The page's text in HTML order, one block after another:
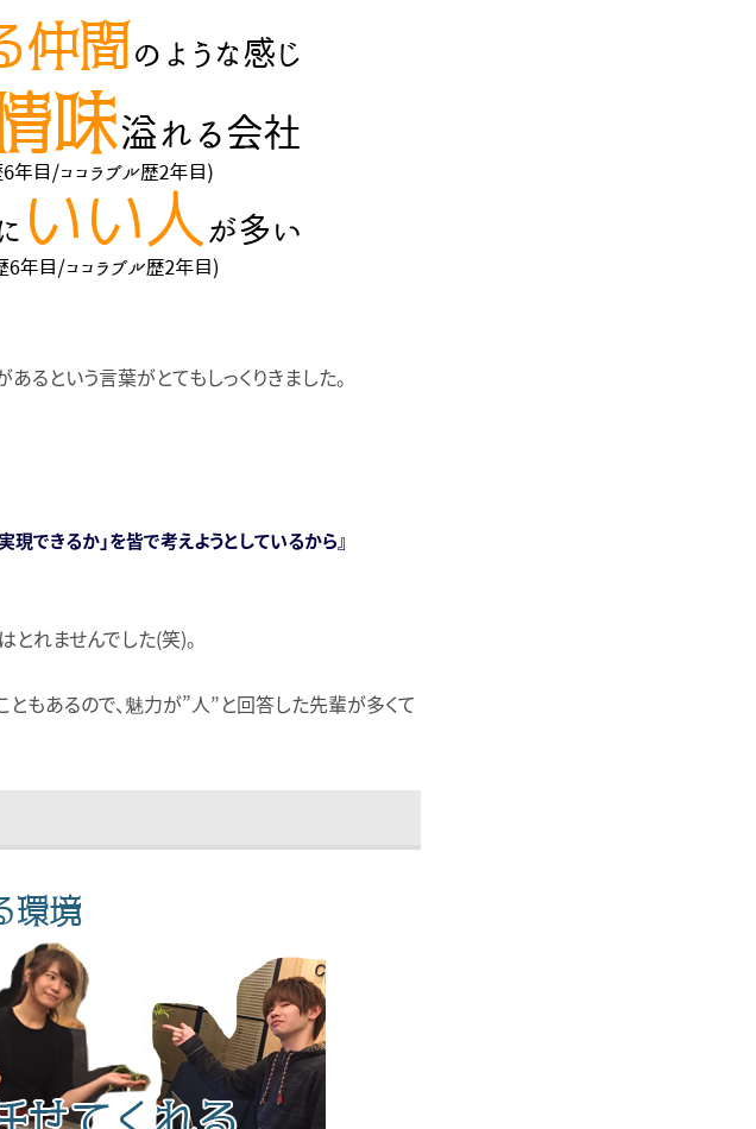
るという言葉がとてもしっくりきました。
現できるか」を皆で考えようとしているから』
とれませんでした(笑)。
もあるので、魅力が”人”と回答した先輩が多くて